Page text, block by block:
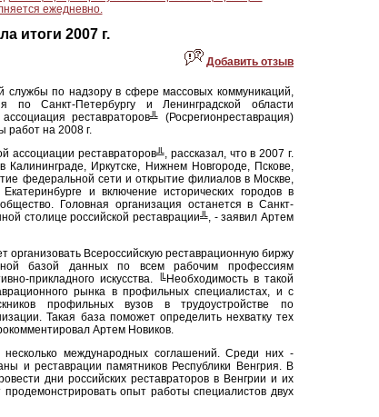
ежедневно.
итоги 2007 г.
Добавить отзыв
службы по надзору в сфере массовых коммуникаций,
по Санкт-Петербургу и Ленинградской области
реставраторов╩ (Росрегионреставрация)
работ на 2008 г.
ассоциации реставраторов╩, рассказал, что в 2007 г.
Иркутске, Нижнем Новгороде, Пскове,
федеральной сети и открытие филиалов в Москве,
и включение исторических городов в
Головная организация останется в Санкт-
столице российской реставрации╩, - заявил Артем
организовать Всероссийскую реставрационную биржу
базой данных по всем рабочим профессиям
прикладного искусства. ╚Необходимость в такой
рынка в профильных специалистах, и с
профильных вузов в трудоустройстве по
Такая база поможет определить нехватку тех
Артем Новиков.
международных соглашений. Среди них -
и реставрации памятников Республики Венгрия. В
дни российских реставраторов в Венгрии и их
продемонстрировать опыт работы специалистов двух